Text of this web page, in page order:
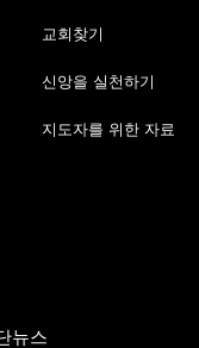
교회찾기
신앙을 실천하기
지도자를 위한 자료
뉴스